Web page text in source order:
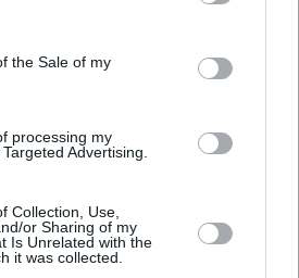
Google and its third-party tags to
specified purposes in below Google
the Sale of my
processing my
Advertising.
Collection, Use,
or Sharing of my
Is Unrelated with the
it was collected.
κορίτσι;»: Τουρίστας στην
να ασελγήσει σε ανήλικη, τι
επιχείρησης